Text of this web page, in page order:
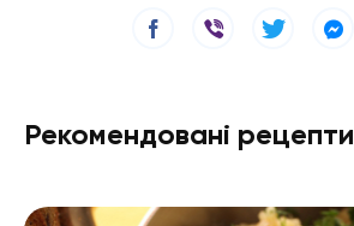
Рекомендовані рецепти